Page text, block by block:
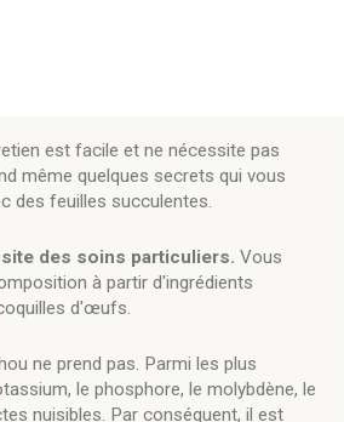
est facile et ne nécessite pas
même quelques secrets qui vous
des feuilles succulentes.
des soins particuliers. Vous
à partir d'ingrédients
d'œufs.
ne prend pas. Parmi les plus
le phosphore, le molybdène, le
nuisibles. Par conséquent, il est